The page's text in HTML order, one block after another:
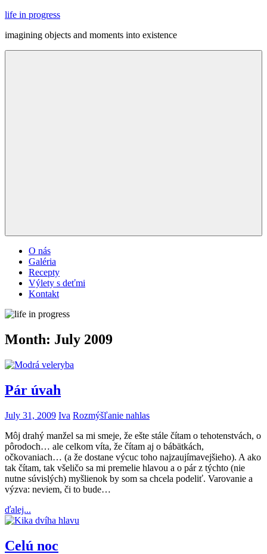
Skip
content
life in progress
imagining objects and moments into existence
O nás
Galéria
Recepty
Výlety s deťmi
Kontakt
Month: July 2009
Pár úvah
July 31, 2009 Iva Rozmýšľanie nahlas
Môj drahý manžel sa mi smeje, že ešte stále čítam o tehotenstvách, o
pôrodoch… ale celkom víta, že čítam aj o bábätkách,
očkovaniach… (a že dostane výcuc toho najzaujímavejšieho). A ako
tak čítam, tak všeličo sa mi premelie hlavou a o pár z týchto (nie
nutne súvislých) myšlienok by som sa chcela podeliť. Varovanie a
výzva: neviem, či to bude…
ďalej...
Celú noc